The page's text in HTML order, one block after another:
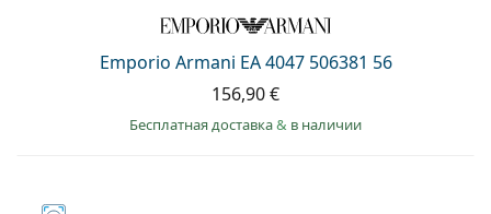
Emporio Armani EA 4047 506381 56
156,90 €
Бесплатная доставка& в наличии